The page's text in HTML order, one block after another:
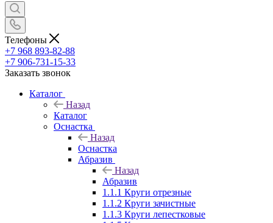
Телефоны
+7 968 893-82-88
+7 906-731-15-33
Заказать звонок
Каталог
Назад
Каталог
Оснастка
Назад
Оснастка
Абразив
Назад
Абразив
1.1.1 Круги отрезные
1.1.2 Круги зачистные
1.1.3 Круги лепестковые